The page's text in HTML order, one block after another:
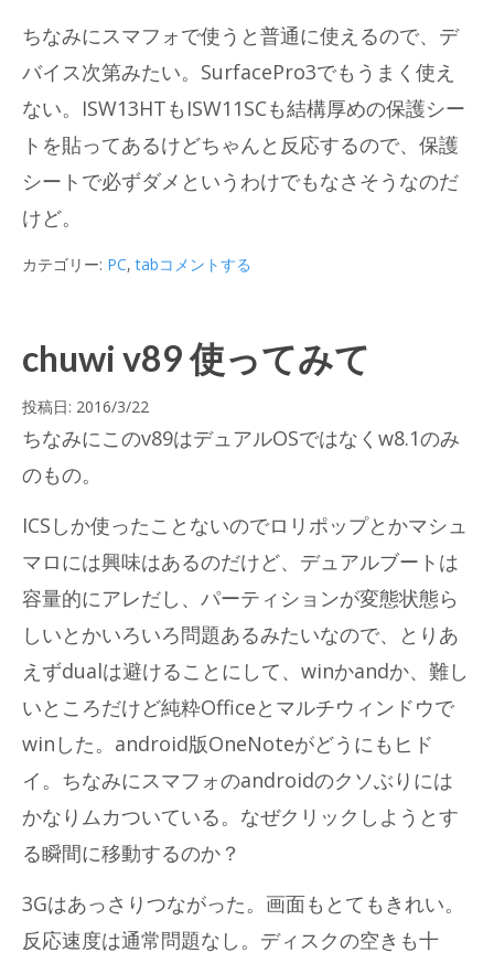
ちなみにスマフォで使うと普通に使えるので、デ
バイス次第みたい。SurfacePro3でもうまく使え
ない。ISW13HTもISW11SCも結構厚めの保護シー
トを貼ってあるけどちゃんと反応するので、保護
シートで必ずダメというわけでもなさそうなのだ
けど。
カテゴリー: PC,tabコメントする
chuwi v89 使ってみて
投稿日: 2016/3/22
ちなみにこのv89はデュアルOSではなくw8.1のみ
のもの。
ICSしか使ったことないのでロリポップとかマシュ
マロには興味はあるのだけど、デュアルブートは
容量的にアレだし、パーティションが変態状態ら
しいとかいろいろ問題あるみたいなので、とりあ
えずdualは避けることにして、winかandか、難し
いところだけど純粋Officeとマルチウィンドウで
winした。android版OneNoteがどうにもヒド
イ。ちなみにスマフォのandroidのクソぶりには
かなりムカついている。なぜクリックしようとす
る瞬間に移動するのか？
3Gはあっさりつながった。画面もとてもきれい。
反応速度は通常問題なし。ディスクの空きも十